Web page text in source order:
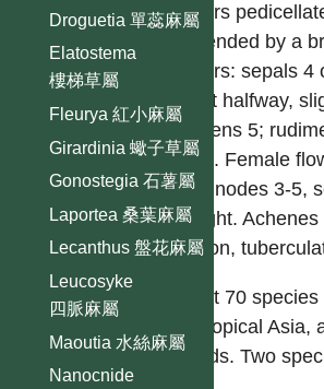
Droguetia 單蕊麻屬
Elatostema
樓梯草屬
Fleurya 紅小麻屬
Girardinia 蠍子草屬
Gonostegia 石薯屬
Laportea 桑葉麻屬
Lecanthus 盤花麻屬
Leucosyke
四脈麻屬
Maoutia 水絲麻屬
Nanocnide
flowers
subtended by a
flowers: sepals
about halfway,
stamens 5;
small. Female
staminodes 3-5,
straight.
section,
About 70
subtropical Asia,
islands. Two